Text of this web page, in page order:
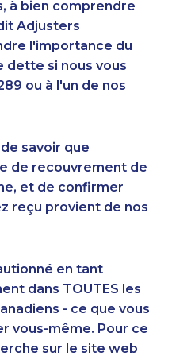
à bien comprendre
Adjusters
l'importance du
si nous vous
ou à l'un de nos
savoir que
de recouvrement de
et de confirmer
reçu provient de nos
en tant
dans TOUTES les
- ce que vous
vous-même. Pour ce
sur le site web